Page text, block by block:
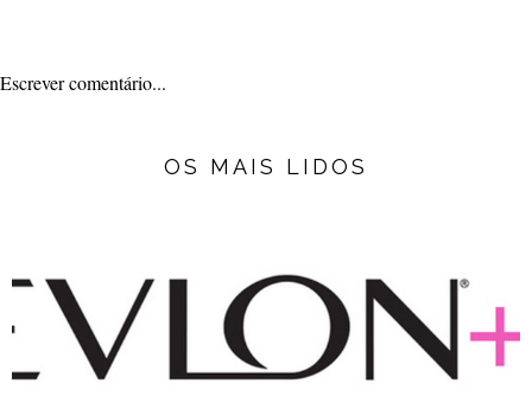
Escrever comentário...
OS MAIS LIDOS